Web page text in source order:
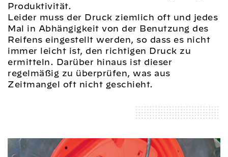
Produktivität.
Leider muss der Druck ziemlich oft und jedes
Mal in Abhängigkeit von der Benutzung des
Reifens eingestellt werden, so dass es nicht
immer leicht ist, den richtigen Druck zu
ermitteln. Darüber hinaus ist dieser
regelmäßig zu überprüfen, was aus
Zeitmangel oft nicht geschieht.